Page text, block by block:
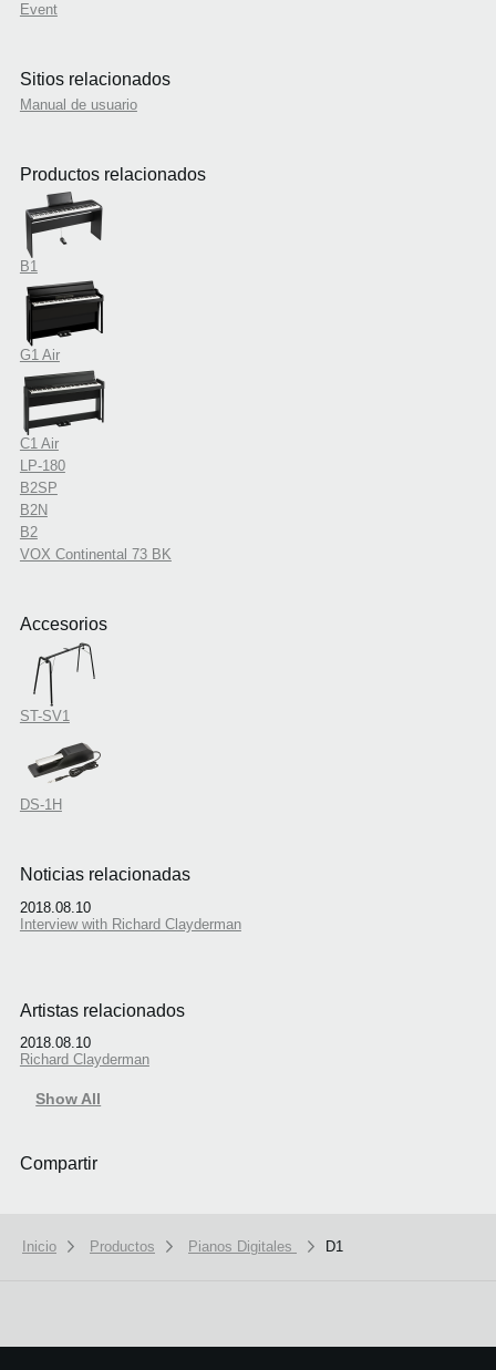
Event
Sitios relacionados
Manual de usuario
Productos relacionados
B1
G1 Air
C1 Air
LP-180
B2SP
B2N
B2
VOX Continental 73 BK
Accesorios
ST-SV1
DS-1H
Noticias relacionadas
2018.08.10
Interview with Richard Clayderman
Artistas relacionados
2018.08.10
Richard Clayderman
Show All
Compartir
Inicio Productos Pianos Digitales D1